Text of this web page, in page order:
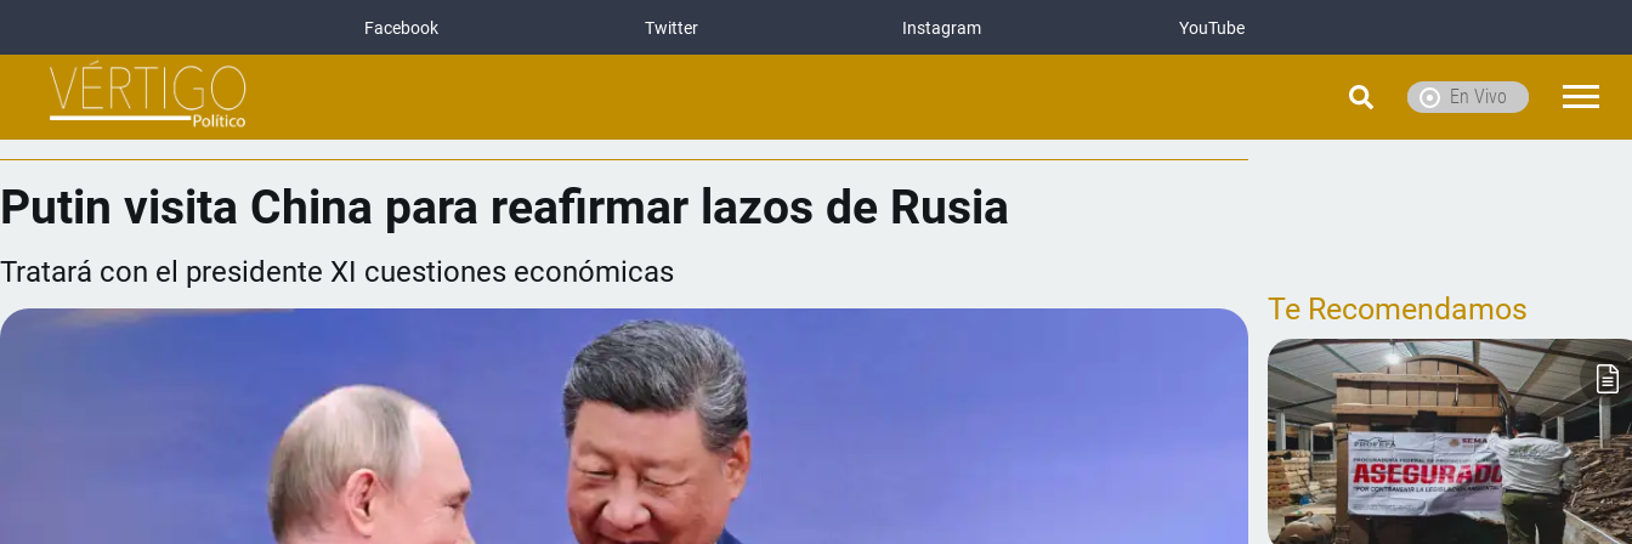
Facebook Twitter Instagram YouTube
En Vivo
Putin visita China para reafirmar lazos de Rusia
Tratará con el presidente XI cuestiones económicas
Te Recomendamos